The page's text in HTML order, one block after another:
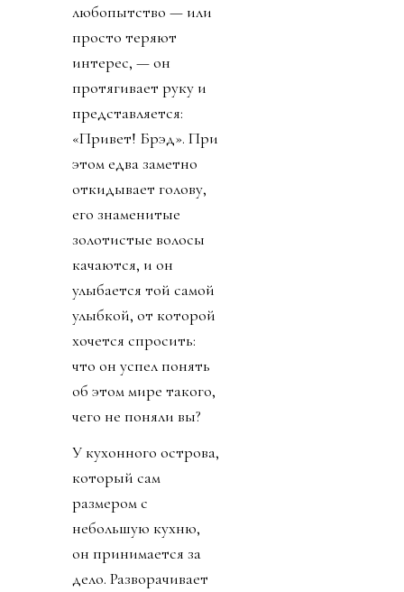
любопытство — или
просто теряют
интерес, — он
протягивает руку и
представляется:
«Привет! Брэд». При
этом едва заметно
откидывает голову,
его знаменитые
золотистые волосы
качаются, и он
улыбается той самой
улыбкой, от которой
хочется спросить:
что он успел понять
об этом мире такого,
чего не поняли вы?
У кухонного острова,
который сам
размером с
небольшую кухню,
он принимается за
дело. Разворачивает